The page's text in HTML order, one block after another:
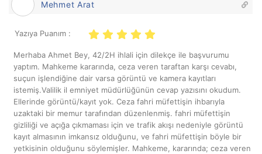
Mehmet Arat
Yazıya Puanım :
Merhaba Ahmet Bey, 42/2H ihlali için dilekçe ile başvurumu
yaptım. Mahkeme kararında, ceza veren taraftan karşı cevabı,
suçun işlendiğine dair varsa görüntü ve kamera kayıtları
istemiş.Valilik il emniyet müdürlüğünün cevap yazısını okudum.
Ellerinde görüntü/kayıt yok. Ceza fahri müfettişin ihbarıyla
uzaktaki bir memur tarafından düzenlenmiş. fahri müfettişin
gizliliği ve açığa çıkmaması için ve trafik akışı nedeniyle görüntü
kayıt almasının imkansız olduğunu, ve fahri müfettişin böyle bir
yetkisinin olduğunu söylemişler. Mahkeme, kararında; ceza veren